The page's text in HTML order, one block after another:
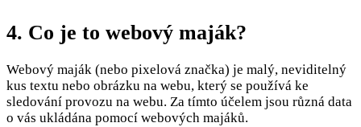
4. Co je to webový maják?
Webový maják (nebo pixelová značka) je malý, neviditelný
kus textu nebo obrázku na webu, který se používá ke
sledování provozu na webu. Za tímto účelem jsou různá data
o vás ukládána pomocí webových majáků.